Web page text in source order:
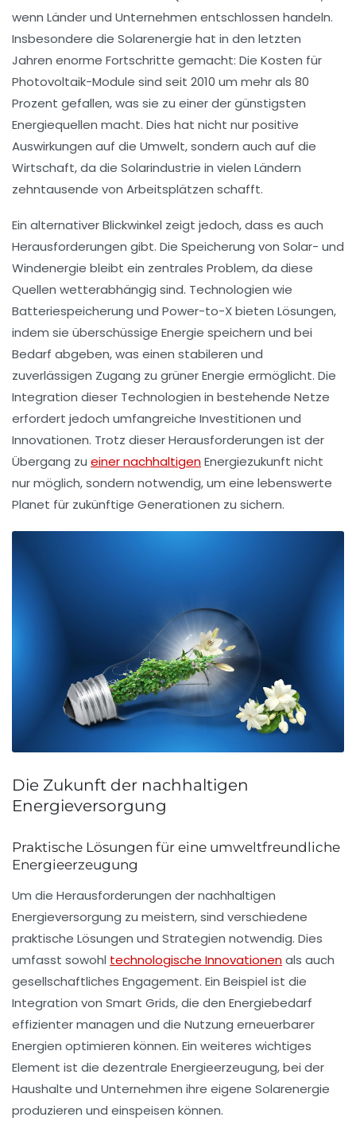
wenn Länder und Unternehmen entschlossen handeln.
Insbesondere die Solarenergie hat in den letzten
Jahren enorme Fortschritte gemacht: Die Kosten für
Photovoltaik-Module sind seit 2010 um mehr als 80
Prozent gefallen, was sie zu einer der günstigsten
Energiequellen macht. Dies hat nicht nur positive
Auswirkungen auf die Umwelt, sondern auch auf die
Wirtschaft, da die Solarindustrie in vielen Ländern
zehntausende von Arbeitsplätzen schafft.
Ein alternativer Blickwinkel zeigt jedoch, dass es auch
Herausforderungen gibt. Die Speicherung von Solar- und
Windenergie bleibt ein zentrales Problem, da diese
Quellen wetterabhängig sind. Technologien wie
Batteriespeicherung und Power-to-Xbieten Lösungen,
indem sie überschüssige Energie speichern und bei
Bedarf abgeben, was einen stabileren und
zuverlässigen Zugang zu grüner Energie ermöglicht. Die
Integration dieser Technologien in bestehende Netze
erfordert jedoch umfangreiche Investitionen und
Innovationen. Trotz dieser Herausforderungen ist der
Übergang zu einer nachhaltigenEnergiezukunft nicht
nur möglich, sondern notwendig, um eine lebenswerte
Planet für zukünftige Generationen zu sichern.
Die Zukunft der nachhaltigen
Energieversorgung
Praktische Lösungen für eine umweltfreundliche
Energieerzeugung
Um die Herausforderungen der nachhaltigen
Energieversorgung zu meistern, sind verschiedene
praktische Lösungen und Strategien notwendig. Dies
umfasst sowohl technologische Innovationenals auch
gesellschaftliches Engagement. Ein Beispiel ist die
Integration von Smart Grids, die den Energiebedarf
effizienter managen und die Nutzung erneuerbarer
Energien optimieren können. Ein weiteres wichtiges
Element ist die dezentrale Energieerzeugung, bei der
Haushalte und Unternehmen ihre eigene Solarenergie
produzieren und einspeisen können.